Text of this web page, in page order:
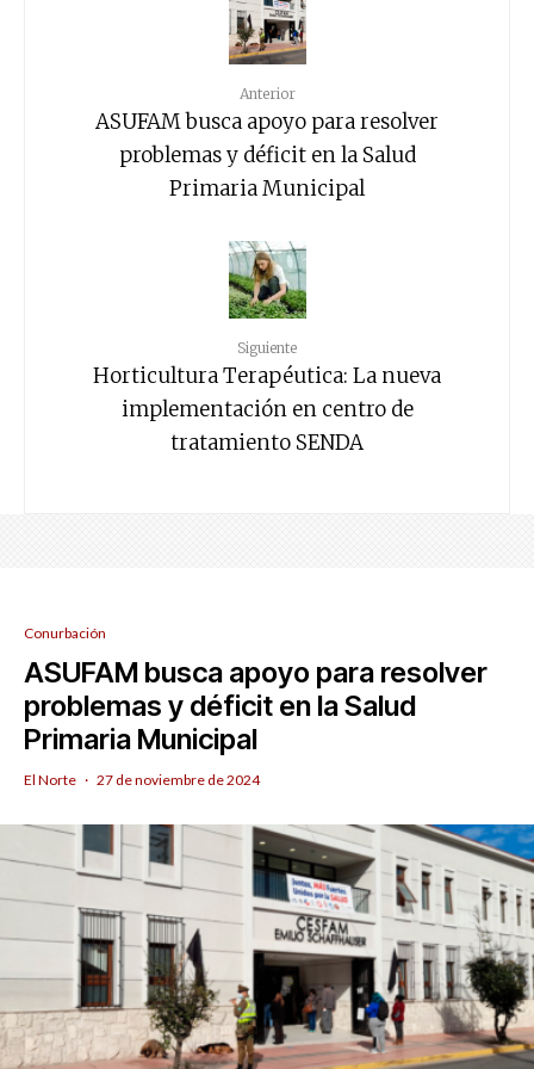
Anterior
ASUFAM busca apoyo para resolver
problemas y déficit en la Salud
Primaria Municipal
Siguiente
Horticultura Terapéutica: La nueva
implementación en centro de
tratamiento SENDA
Conurbación
ASUFAM busca apoyo para resolver
problemas y déficit en la Salud
Primaria Municipal
El Norte · 27 de noviembre de 2024